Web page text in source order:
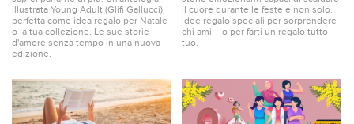
illustrata Young Adult (Glifi Gallucci),
perfetta come idea regalo per Natale
o la tua collezione. Le sue storie
d'amore senza tempo in una nuova
edizione.
il cuore durante le feste e non solo.
Idee regalo speciali per sorprendere
chi ami – o per farti un regalo tutto
tuo.